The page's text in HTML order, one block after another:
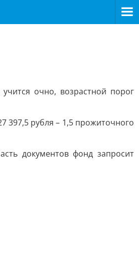
очно, возрастной порог
рубля – 1,5 прожиточного
документов фонд запросит